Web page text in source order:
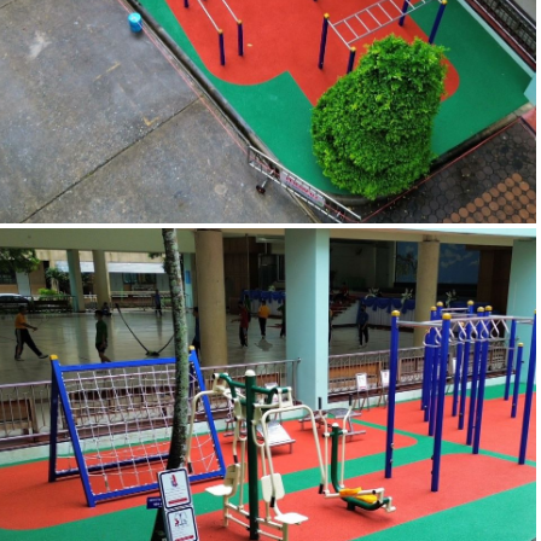
โรงเรียน ตรีมารดา จังหวัดจันทบุรี